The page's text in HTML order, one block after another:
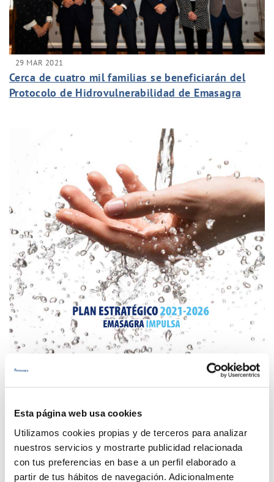
Esta página web usa cookies
Utilizamos cookies propias y de terceros para analizar
nuestros servicios y mostrarte publicidad relacionada
con tus preferencias en base a un perfil elaborado a
partir de tus hábitos de navegación. Adicionalmente
29 MAR 2021
Cerca de cuatro mil familias se beneficiarán del
Protocolo de Hidrovulnerabilidad de Emasagra
18 MAR 2021
Emasagra aprueba en su nuevo Plan Estratégico un
5.500 pequeñas empresas
Anterior Siguiente